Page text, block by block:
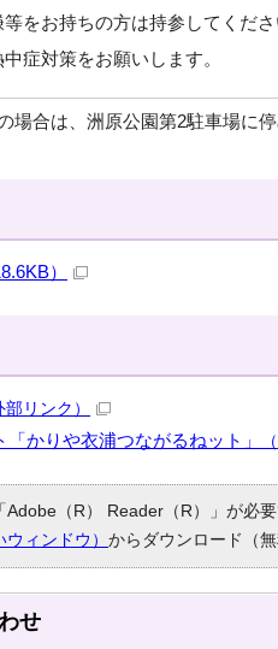
をお持ちの方は持参してくださ
症対策をお願いします。
場合は、洲原公園第2駐車場に停
）
部リンク）
かりや衣浦つながるねット」
（R） Reader（R）」が必
ィンドウ） からダウンロード（
せ